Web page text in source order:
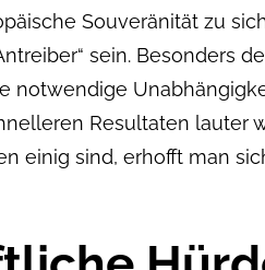
Souveränität zu
sein. Besonders
notwendige
Resultaten lauter
einig sind, erhofft man